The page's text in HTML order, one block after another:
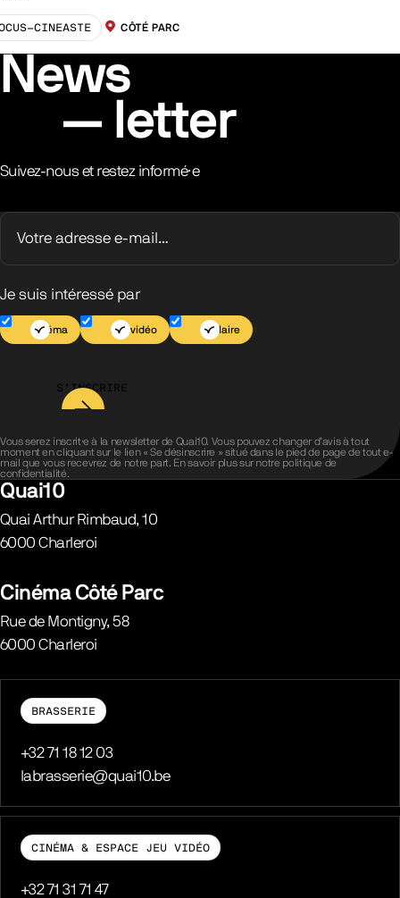
CINEASTE LOCALISATION :
CÔTÉ PARC
News
letter
Suivez-nous et restez informé·e
Je suis intéressé par
Cinéma Jeu vidéo Scolaire
S’INSCRIRE
Vous serez inscrit·e à la newsletter de Quai10. Vous pouvez changer d’avis à tout
moment en cliquant sur le lien « Se désinscrire » situé dans le pied de page de tout e-
mail que vous recevrez de notre part. En savoir plus sur notre politique de
confidentialité.
Quai10
Quai Arthur Rimbaud, 10
6000 Charleroi
Cinéma Côté Parc
Rue de Montigny, 58
6000 Charleroi
BRASSERIE
Téléphone
+32 71 18 12 03
E-mail
labrasserie@quai10.be
CINÉMA & ESPACE JEU VIDÉO
Téléphone
+32 71 31 71 47